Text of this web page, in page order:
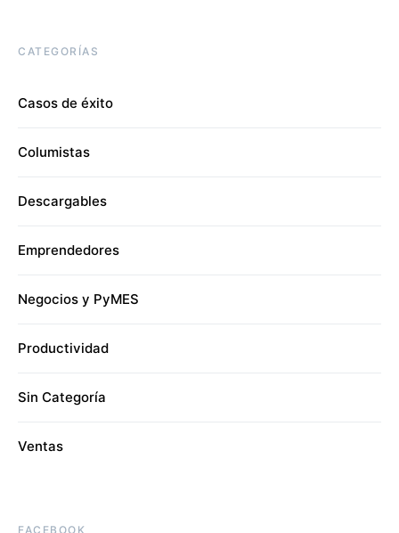
CATEGORÍAS
Casos de éxito
Columistas
Descargables
Emprendedores
Negocios y PyMES
Productividad
Sin Categoría
Ventas
FACEBOOK